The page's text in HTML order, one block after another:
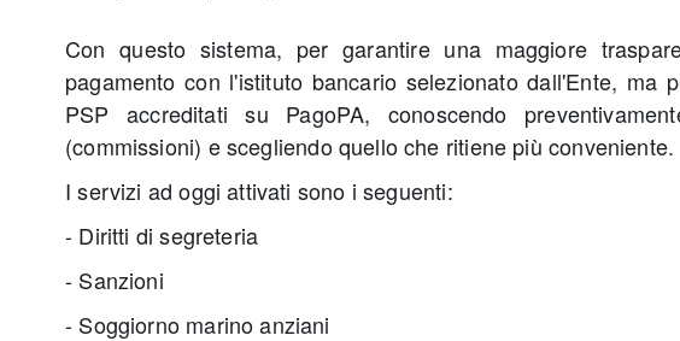
Con questo sistema, per garantire una maggiore
pagamento con l'istituto bancario selezionato dall'Ente,
PSP accreditati su PagoPA, conoscendo p
(commissioni) escegliendo quello che ritiene più conveniente.
I servizi ad oggi attivati sono i seguenti:
- Diritti di segreteria
- Sanzioni
- Soggiorno marino anziani